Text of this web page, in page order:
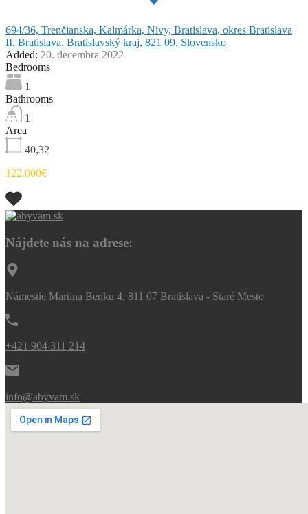
694/36, Trenčianska, Kalmárka, Nivy, Bratislava, okres Bratislava
II, Bratislava, Bratislavský kraj, 821 09, Slovensko
Added: 20. decembra 2022
Bedrooms
1
Bathrooms
1
Area
40,32
122.000€
Nájdete nás na adrese:
Námestie Martina Benku 4, 811 07 Bratislava - Staré Mesto
+421 904 311 214
info@abyvam.sk